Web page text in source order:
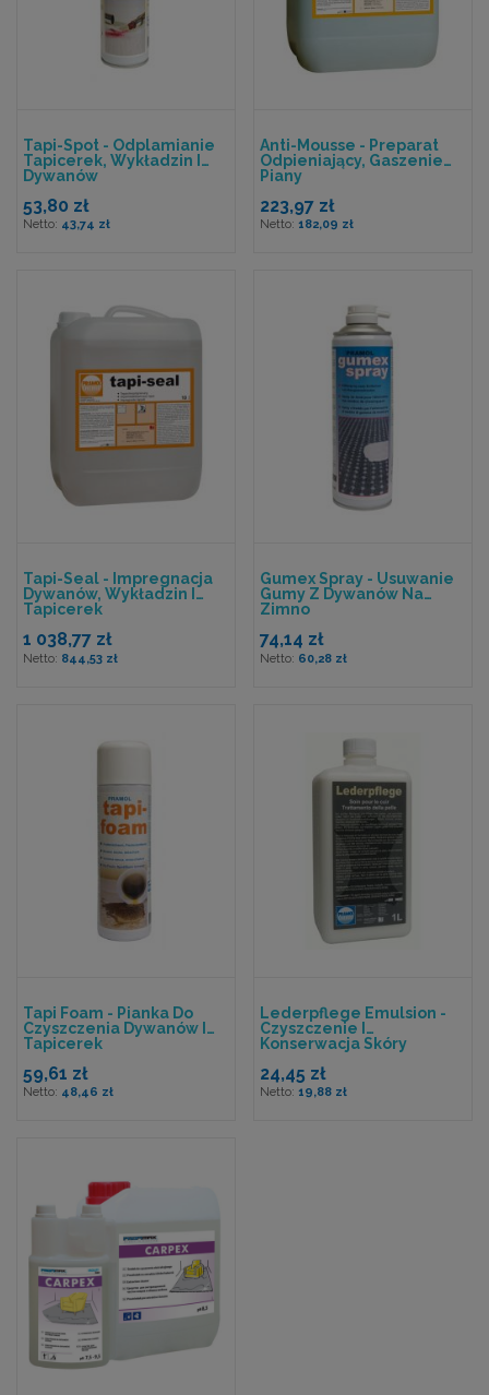
Tapi-Spot - Odplamianie
Tapicerek, Wykładzin I
Dywanów
53,80 zł
43,74 zł
Anti-Mousse - Preparat
Odpieniający, Gaszenie
Piany
223,97 zł
182,09 zł
Tapi-Seal - Impregnacja
Dywanów, Wykładzin I
Tapicerek
1 038,77 zł
844,53 zł
Gumex Spray - Usuwanie
Gumy Z Dywanów Na
Zimno
74,14 zł
60,28 zł
Tapi Foam - Pianka Do
Czyszczenia Dywanów I
Tapicerek
59,61 zł
48,46 zł
Lederpflege Emulsion -
Czyszczenie I
Konserwacja Skóry
Naturalnej
24,45 zł
19,88 zł